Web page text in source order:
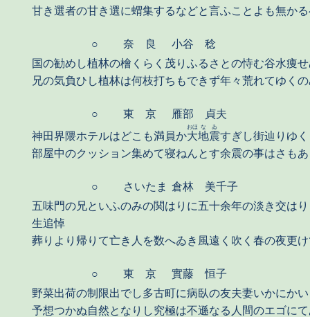
甘き選者の甘き選に蝟集するなどと言ふことよも無か
○ 奈 良
小谷 稔
国の勧めし植林の檜くらく茂りふるさとの恃む谷水痩
兄の気負ひし植林は何枝打ちもできず年々荒れてゆく
○ 東 京
雁部 貞夫
神田界隈ホテルはどこも満員か大
おほ
地
な
震
ゐ
すぎし街辿りゆく
部屋中のクッション集めて寝ねんとす余震の事はさも
○ さいたま 倉林 美千子
五味門の兄といふのみの関はりに五十余年の淡き交
生追悼
葬りより帰りて亡き人を数へゐき風遠く吹く春の夜更
○ 東 京
實藤 恒子
野菜出荷の制限出でし多古町に病臥の友夫妻いかにか
予想つかぬ自然となりし究極は不遜なる人間のエゴに